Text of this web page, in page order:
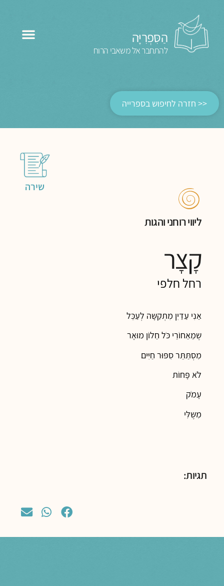
הַסִּפְרִיָּה
להתחבר אל משאבי הרוח
<< חזרה לחיפוש בספרייה
שירה
ליווי רוחני והגות
קָצָר
רחל חלפי
אַנִי עַדַיִן מִתְקַשָּה לְעַכֵּל
שֶמֵאַחוֹרֵי כֹּל חַלוֹן מוּאָר
מִסְתַּתֵּר סִפּוּר חַיִּים
לֹא פָּחוֹת
עָמֹק
מִשֶּלִּי
תגיות: